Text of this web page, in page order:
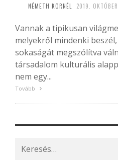
NÉMETH KORNÉL 2019.
Vannak a tipikusan
melyekről mindenki
sokaságát megszólítva
társadalom kulturális
nem egy...
Tovább
Search
for: